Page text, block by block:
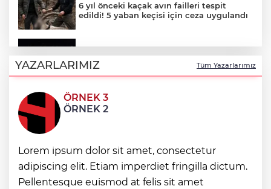
6 yıl önceki kaçak avın failleri tespit
edildi! 5 yaban keçisi için ceza uygulandı
Carettalar yeni sezona hırslı başladı
Balıkesir'de Kepsut’a Kent Lokantası ve
altyapı desteği
Samsun’da Alaçam'a yeni yaşam alanı
kazandırıldı
YAZARLARIMIZ Tüm Yazarlarımız
ÖRNEK 3
ÖRNEK 2
Lorem ipsum dolor sit amet, consectetur
adipiscing elit. Etiam imperdiet fringilla dictum.
Pellentesque euismod at felis sit amet